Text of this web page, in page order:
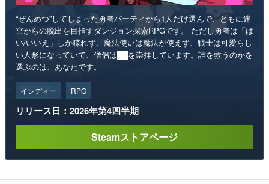
“ぜんめつ”してしまった勇者パーティから1人だけ選んで、ともに迷
宮からの脱出を目指すダンジョン探索RPGです。 ただし勇者は「は
い/いいえ」しか喋れず、魔法使いは魔法が使えず、戦士は可愛らし
い人形になっていて、僧侶は██を崇拝しています。誰を救うのかを
選ぶのは、あなたです。
インディー RPG
リリース日：2026年第4四半期
Steamストアページ